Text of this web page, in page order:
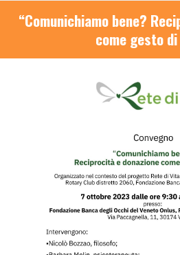
“Comunichiamo bene?
come gesto